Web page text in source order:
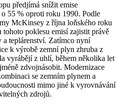
předjímá snížit emise
55 % oproti roku 1990. Podle
McKinsey z října loňského roku
poklesu emisí zajistit právě
a teplárenství. Zatímco nyní
k výrobě zemní plyn zhruba z
vyrábějí z uhlí, během několika let
zdvojnásobit. Modernizace
se zemním plynem a
mimo jiné k vyrovnávání
zdrojů.